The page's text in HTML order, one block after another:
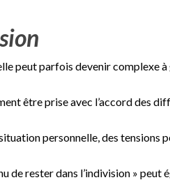
peut parfois devenir complexe à
être prise avec l’accord des
personnelle, des tensions
de rester dans l’indivision »